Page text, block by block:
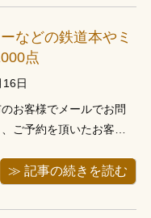
そうにしますが、当店
い分には大歓迎です。
問い合わせがありまし
などの鉄道本やミ
点
日
お客様でメールでお問
ご予約を頂いたお客様
末のご予約がかなり埋ま
RMライブラリーなどの
≫ 記事の続きを読む